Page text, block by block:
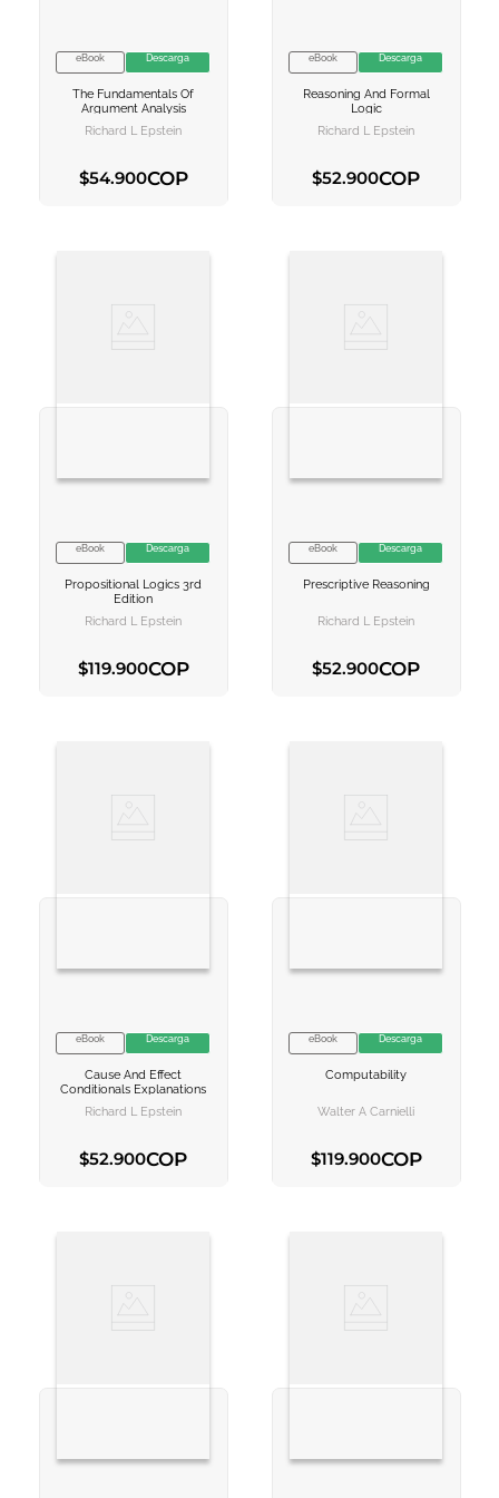
VER INFORMACION
AGREGAR AL
eBook Descarga
The Fundamentals Of
Argument Analysis
Richard L Epstein
$54.900COP
VER INFORMACION
AGREGAR AL
eBook Descarga
Reasoning And Formal
Logic
Richard L Epstein
$52.900COP
VER INFORMACION
AGREGAR AL
eBook Descarga
Propositional Logics 3rd
Edition
Richard L Epstein
$119.900COP
VER INFORMACION
eBook Descarga
Prescriptive Reasoning
Richard L Epstein
$52.900COP
VER INFORMACION
AGREGAR AL
eBook Descarga
Cause And Effect
Conditionals Explanations
Richard L Epstein
$52.900COP
VER INFORMACION
eBook Descarga
Computability
Walter A Carnielli
$119.900COP